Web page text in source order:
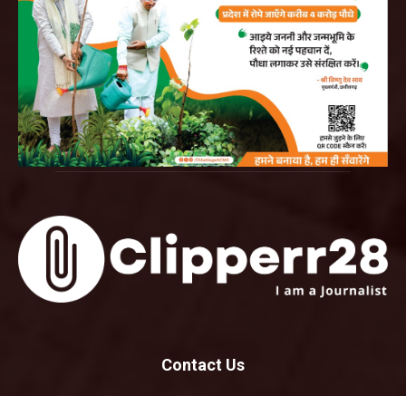
Contact Us